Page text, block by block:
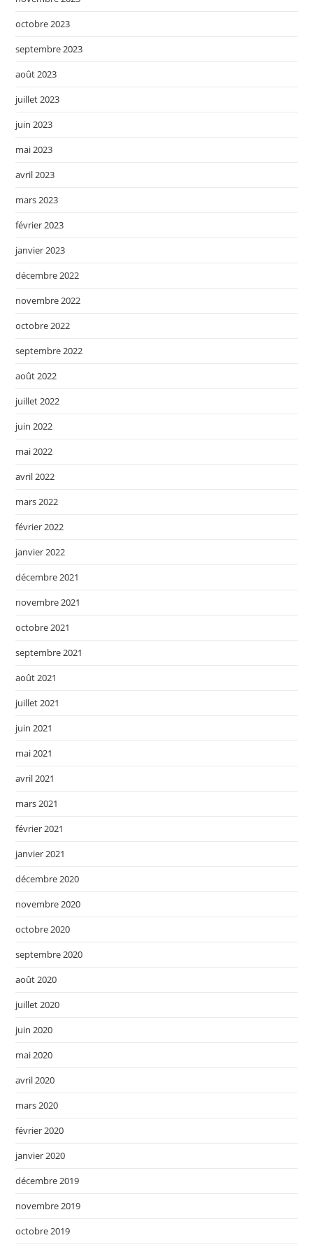
octobre 2023
septembre 2023
août 2023
juillet 2023
juin 2023
mai 2023
avril 2023
mars 2023
février 2023
janvier 2023
décembre 2022
novembre 2022
octobre 2022
septembre 2022
août 2022
juillet 2022
juin 2022
mai 2022
avril 2022
mars 2022
février 2022
janvier 2022
décembre 2021
novembre 2021
octobre 2021
septembre 2021
août 2021
juillet 2021
juin 2021
mai 2021
avril 2021
mars 2021
février 2021
janvier 2021
décembre 2020
novembre 2020
octobre 2020
septembre 2020
août 2020
juillet 2020
juin 2020
mai 2020
avril 2020
mars 2020
février 2020
janvier 2020
décembre 2019
novembre 2019
octobre 2019